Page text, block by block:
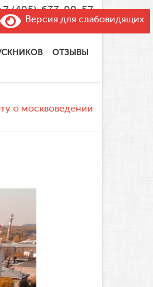
(495)-633-99-57
ОТЗЫВЫ
о москвоведении
Версия для слабовидящих